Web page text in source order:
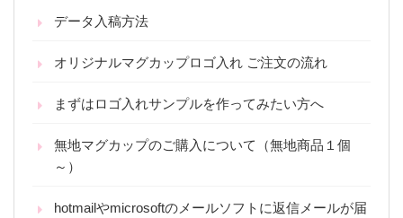
データ入稿方法
オリジナルマグカップロゴ入れ ご注文の流れ
まずはロゴ入れサンプルを作ってみたい方へ
無地マグカップのご購入について（無地商品１個
～）
hotmailやmicrosoftのメールソフトに返信メールが届